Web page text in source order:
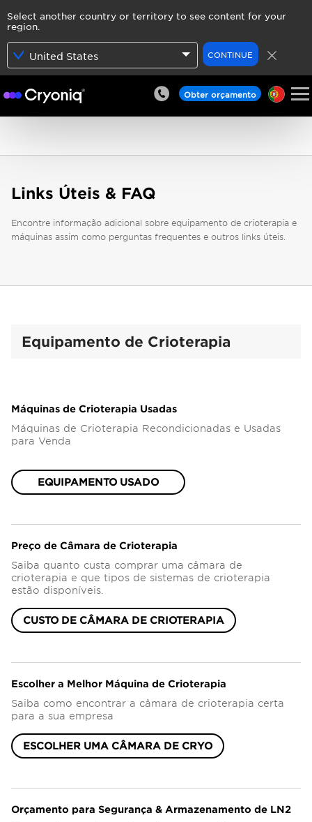
Select another country or territory to see content for your
region.
United States CONTINUE
Obter orçamento
Links Úteis & FAQ
Encontre informação adicional sobre equipamento de crioterapia e
máquinas assim como perguntas frequentes e outros links úteis.
Equipamento de Crioterapia
Máquinas de Crioterapia Usadas
Máquinas de Crioterapia Recondicionadas e Usadas
para Venda
EQUIPAMENTO USADO
Preço de Câmara de Crioterapia
Saiba quanto custa comprar uma câmara de
crioterapia e que tipos de sistemas de crioterapia
estão disponíveis.
CUSTO DE CÂMARA DE CRIOTERAPIA
Escolher a Melhor Máquina de Crioterapia
Saiba como encontrar a câmara de crioterapia certa
para a sua empresa
ESCOLHER UMA CÂMARA DE CRYO
Orçamento para Segurança & Armazenamento de LN2